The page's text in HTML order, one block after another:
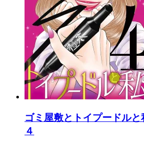
ゴミ屋敷とトイプードル
４